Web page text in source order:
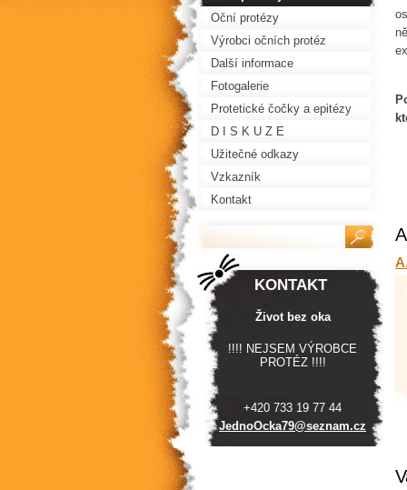
Oční protézy
Výrobci očních protéz
Další informace
Fotogalerie
Protetické čočky a epitézy
D I S K U Z E
Užitečné odkazy
Vzkazník
Kontakt
KONTAKT
Život bez oka
!!!! NEJSEM VÝROBCE
PROTÉZ !!!!
+420 733 19 77 44
JednoOcka79@seznam.cz